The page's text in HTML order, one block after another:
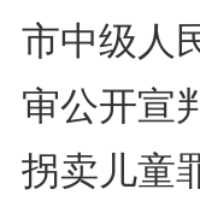
市中级人
审公开宣
拐卖儿童